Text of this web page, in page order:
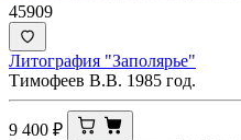
45909
Литография "Заполярье"
Тимофеев В.В. 1985 год.
9 400 ₽